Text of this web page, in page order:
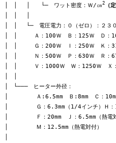
│ │ │ └─ ワット密度：Ｗ/㎝2（
│ │ └─ 電圧電力：０（ゼロ）：２３０
│ │ Ａ：100Ｗ Ｂ：125Ｗ Ｄ：
│ │ Ｇ：200Ｗ Ｉ：250Ｗ Ｋ：
│ │ Ｎ：500Ｗ Ｐ：630Ｗ Ｒ：
│ │ Ｖ：1000Ｗ Ｗ：1250Ｗ Ｘ：
│ └─── ヒーター外径：
│ Ａ:6.5mm Ｂ:8mm Ｃ：10mm
│ Ｇ：6.3mm（1/4インチ）Ｈ：
│ Ｆ：20mm Ｊ：6.5mm（熱電対付
│ Ｍ：12.5mm（熱電対付）